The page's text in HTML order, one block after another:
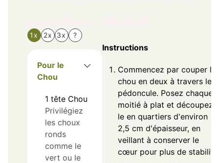
1x 2x 3x ?
Pour le
Chou
1 tête Chou
Privilégiez
les choux
ronds
comme le
vert ou le
Instructions
Commencez par couper le
chou en deux à travers le
pédoncule. Posez chaque
moitié à plat et découpez-
le en quartiers d'environ
2,5 cm d'épaisseur, en
veillant à conserver le
cœur pour plus de